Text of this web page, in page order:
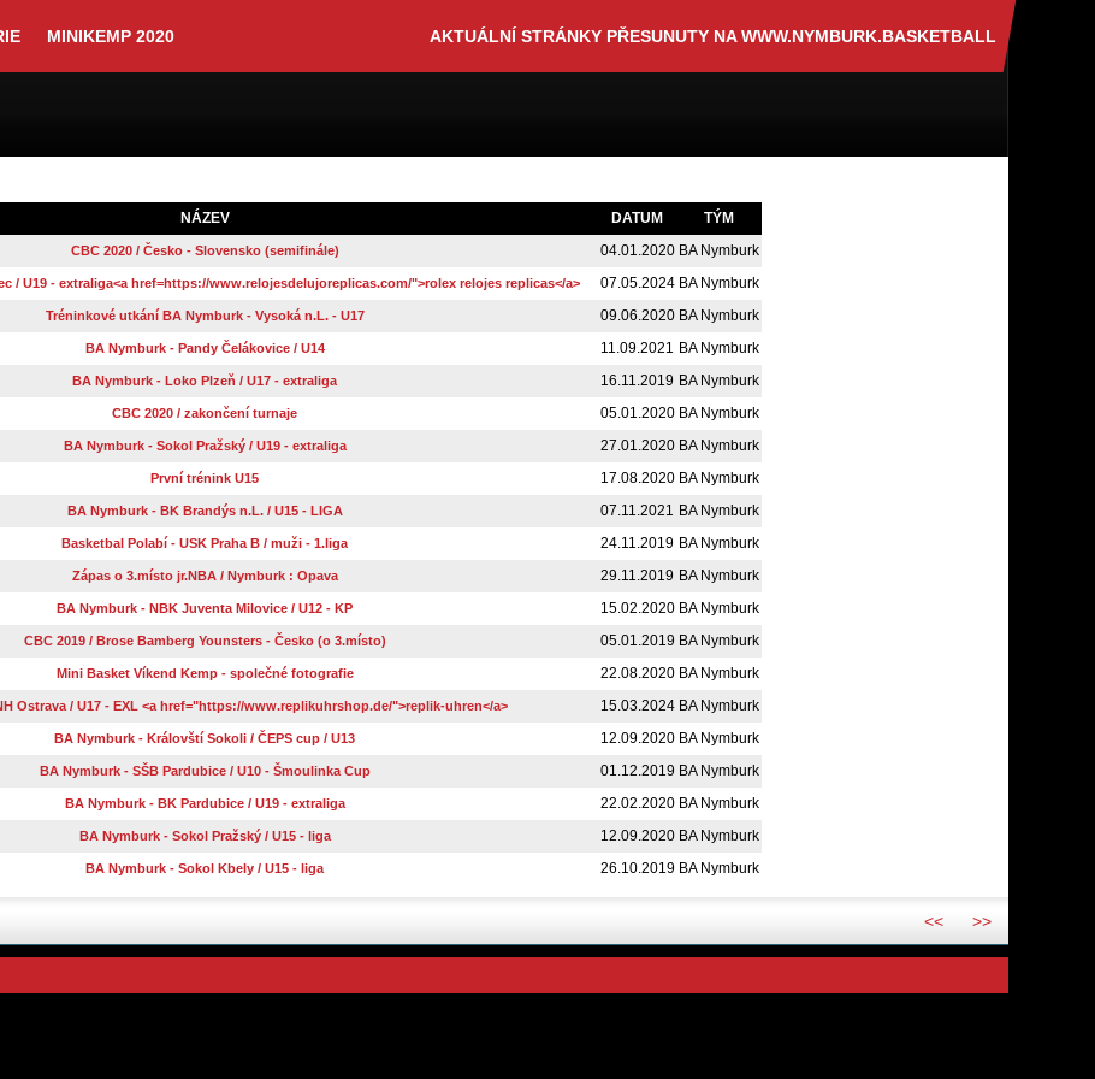
MINIKEMP 2020 AKTUÁLNÍ STRÁNKY PŘESUNUTY NA WWW.NYMBURK.BASKETBALL
NÁZEV DATUM TÝM
CBC 2020 / Česko - Slovensko (semifinále) 04.01.2020 BA Nymburk
/ U19 - extraliga<a href=https://www.relojesdelujoreplicas.com/">rolex relojes replicas</a> 07.05.2024 BA Nymburk
Tréninkové utkání BA Nymburk - Vysoká n.L. - U17 09.06.2020 BA Nymburk
BA Nymburk - Pandy Čelákovice / U14 11.09.2021 BA Nymburk
BA Nymburk - Loko Plzeň / U17 - extraliga 16.11.2019 BA Nymburk
CBC 2020 / zakončení turnaje 05.01.2020 BA Nymburk
BA Nymburk - Sokol Pražský / U19 - extraliga 27.01.2020 BA Nymburk
První trénink U15 17.08.2020 BA Nymburk
BA Nymburk - BK Brandýs n.L. / U15 - LIGA 07.11.2021 BA Nymburk
Basketbal Polabí - USK Praha B / muži - 1.liga 24.11.2019 BA Nymburk
Zápas o 3.místo jr.NBA / Nymburk : Opava 29.11.2019 BA Nymburk
BA Nymburk - NBK Juventa Milovice / U12 - KP 15.02.2020 BA Nymburk
CBC 2019 / Brose Bamberg Younsters - Česko (o 3.místo) 05.01.2019 BA Nymburk
Mini Basket Víkend Kemp - společné fotografie 22.08.2020 BA Nymburk
Ostrava / U17 - EXL <a href="https://www.replikuhrshop.de/">replik-uhren</a> 15.03.2024 BA Nymburk
BA Nymburk - Královští Sokoli / ČEPS cup / U13 12.09.2020 BA Nymburk
BA Nymburk - SŠB Pardubice / U10 - Šmoulinka Cup 01.12.2019 BA Nymburk
BA Nymburk - BK Pardubice / U19 - extraliga 22.02.2020 BA Nymburk
BA Nymburk - Sokol Pražský / U15 - liga 12.09.2020 BA Nymburk
BA Nymburk - Sokol Kbely / U15 - liga 26.10.2019 BA Nymburk
>>
<<